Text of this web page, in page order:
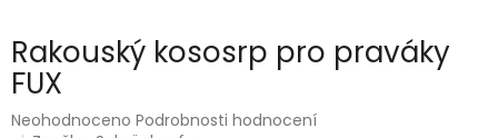
Rakouský kososrp pro praváky
FUX
Průměrné
Neohodnoceno Podrobnosti hodnocení